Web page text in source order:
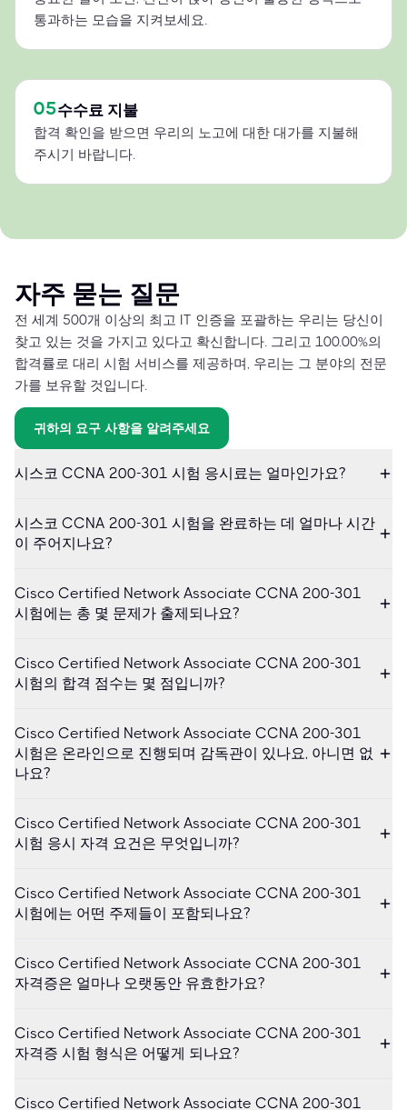
통과하는 모습을 지켜보세요.
05수수료 지불
합격 확인을 받으면 우리의 노고에 대한 대가를 지불해
주시기 바랍니다.
자주 묻는 질문
전 세계 500개 이상의 최고 IT 인증을 포괄하는 우리는 당신이
찾고 있는 것을 가지고 있다고 확신합니다. 그리고 100.00%의
합격률로 대리 시험 서비스를 제공하며, 우리는 그 분야의 전문
가를 보유할 것입니다.
귀하의 요구 사항을 알려주세요
시스코 CCNA 200-301 시험 응시료는 얼마인가요?
시스코 CCNA 200-301 시험을 완료하는 데 얼마나 시간
이 주어지나요?
Cisco Certified Network Associate CCNA 200-301
시험에는 총 몇 문제가 출제되나요?
Cisco Certified Network Associate CCNA 200-301
시험의 합격 점수는 몇 점입니까?
Cisco Certified Network Associate CCNA 200-301
시험은 온라인으로 진행되며 감독관이 있나요, 아니면 없
나요?
Cisco Certified Network Associate CCNA 200-301
시험 응시 자격 요건은 무엇입니까?
Cisco Certified Network Associate CCNA 200-301
시험에는 어떤 주제들이 포함되나요?
Cisco Certified Network Associate CCNA 200-301
자격증은 얼마나 오랫동안 유효한가요?
Cisco Certified Network Associate CCNA 200-301
자격증 시험 형식은 어떻게 되나요?
Cisco Certified Network Associate CCNA 200-301